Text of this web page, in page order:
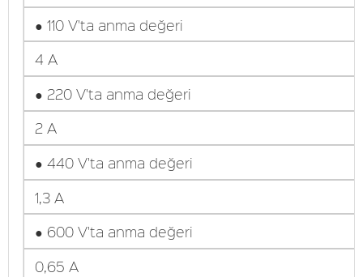
● 110 V'ta anma değeri
4 A
● 220 V'ta anma değeri
2 A
● 440 V'ta anma değeri
1,3 A
● 600 V'ta anma değeri
0,65 A